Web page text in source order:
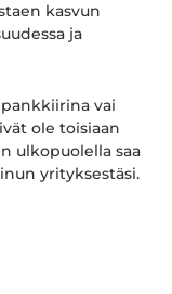
kasvun
ja
vai
ole toisiaan
ulkopuolella saa
yrityksestäsi.